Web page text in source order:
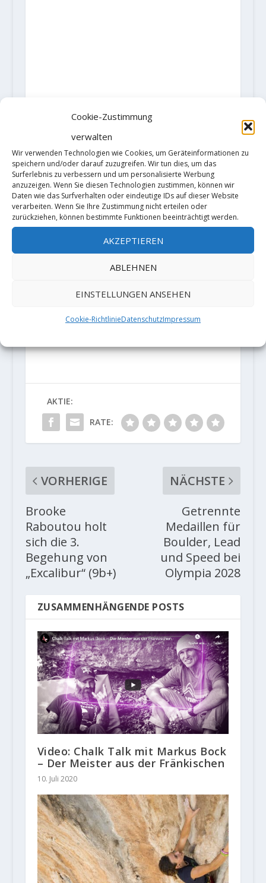
Cookie-Zustimmung
verwalten
Wir verwenden Technologien wie Cookies, um Geräteinformationen zu
speichern und/oder darauf zuzugreifen. Wir tun dies, um das
Surferlebnis zu verbessern und um personalisierte Werbung
anzuzeigen. Wenn Sie diesen Technologien zustimmen, können wir
Daten wie das Surfverhalten oder eindeutige IDs auf dieser Website
verarbeiten. Wenn Sie Ihre Zustimmung nicht erteilen oder
zurückziehen, können bestimmte Funktionen beeinträchtigt werden.
AKZEPTIEREN
ABLEHNEN
EINSTELLUNGEN ANSEHEN
Cookie-RichtlinieDatenschutzImpressum
AKTIE:
RATE:
VORHERIGE
Brooke
Raboutou holt
sich die 3.
Begehung von
„Excalibur“ (9b+)
NÄCHSTE
Getrennte
Medaillen für
Boulder, Lead
und Speed bei
Olympia 2028
ZUSAMMENHÄNGENDE POSTS
Video: Chalk Talk mit Markus Bock
– Der Meister aus der Fränkischen
10. Juli 2020